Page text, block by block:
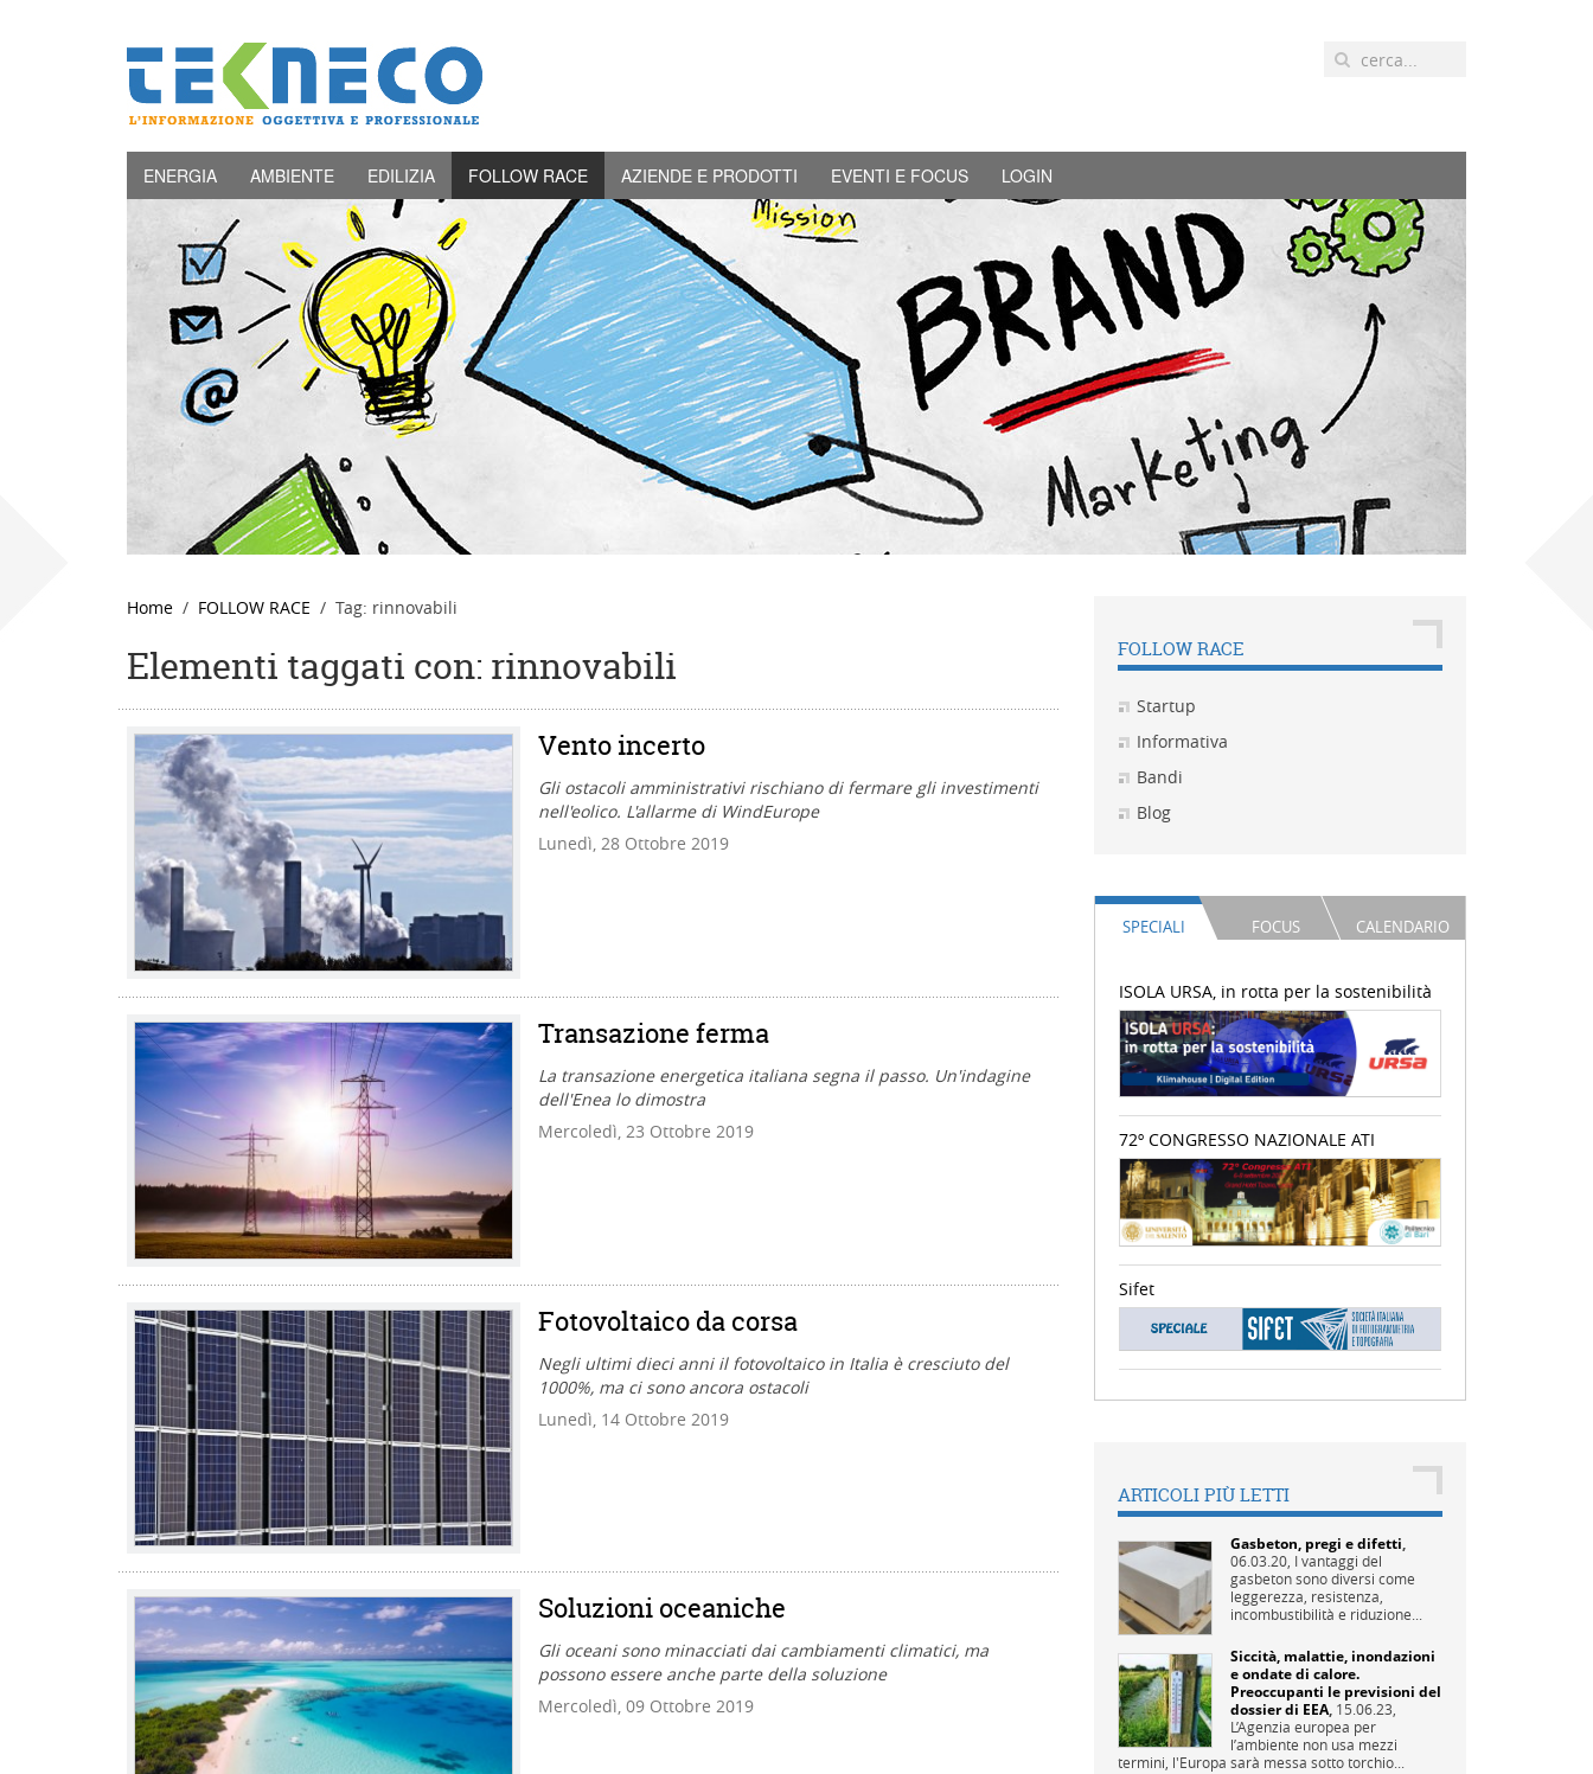
ENERGIA AMBIENTE EDILIZIA FOLLOW RACE AZIENDE E PRODOTTI EVENTI E FOCUS LOGIN
Home FOLLOW RACE Tag: rinnovabili
Elementi taggati con: rinnovabili
Vento incerto
Gli ostacoli amministrativi rischiano di fermare gli investimenti
nell'eolico. L'allarme di WindEurope
Lunedì, 28 Ottobre 2019
Transazione ferma
La transazione energetica italiana segna il passo. Un'indagine
dell'Enea lo dimostra
Mercoledì, 23 Ottobre 2019
Fotovoltaico da corsa
Negli ultimi dieci anni il fotovoltaico in Italia è cresciuto del
1000%, ma ci sono ancora ostacoli
Lunedì, 14 Ottobre 2019
Soluzioni oceaniche
Gli oceani sono minacciati dai cambiamenti climatici, ma
possono essere anche parte della soluzione
Mercoledì, 09 Ottobre 2019
FOLLOW RACE
Startup
Informativa
Bandi
Blog
SPECIALI FOCUS CALENDARIO
ISOLA URSA, in rotta per la sostenibilità
72º CONGRESSO NAZIONALE ATI
Sifet
ARTICOLI PIÙ LETTI
Gasbeton, pregi e difetti,
06.03.20, I vantaggi del
gasbeton sono diversi come
leggerezza, resistenza,
incombustibilità e riduzione...
Siccità, malattie, inondazioni
e ondate di calore.
Preoccupanti le previsioni del
dossier di EEA, 15.06.23,
L’Agenzia europea per
l’ambiente non usa mezzi
termini, l'Europa sarà messa sotto torchio...